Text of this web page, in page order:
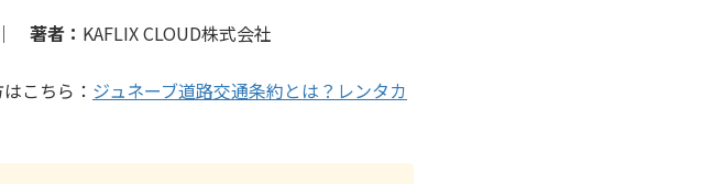
著者： KAFLIX CLOUD株式会社
こちら： ジュネーブ道路交通条約とは？レンタカ